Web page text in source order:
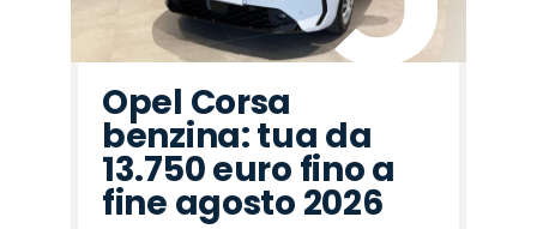
Opel Corsa
benzina: tua da
13.750 euro fino a
fine agosto 2026